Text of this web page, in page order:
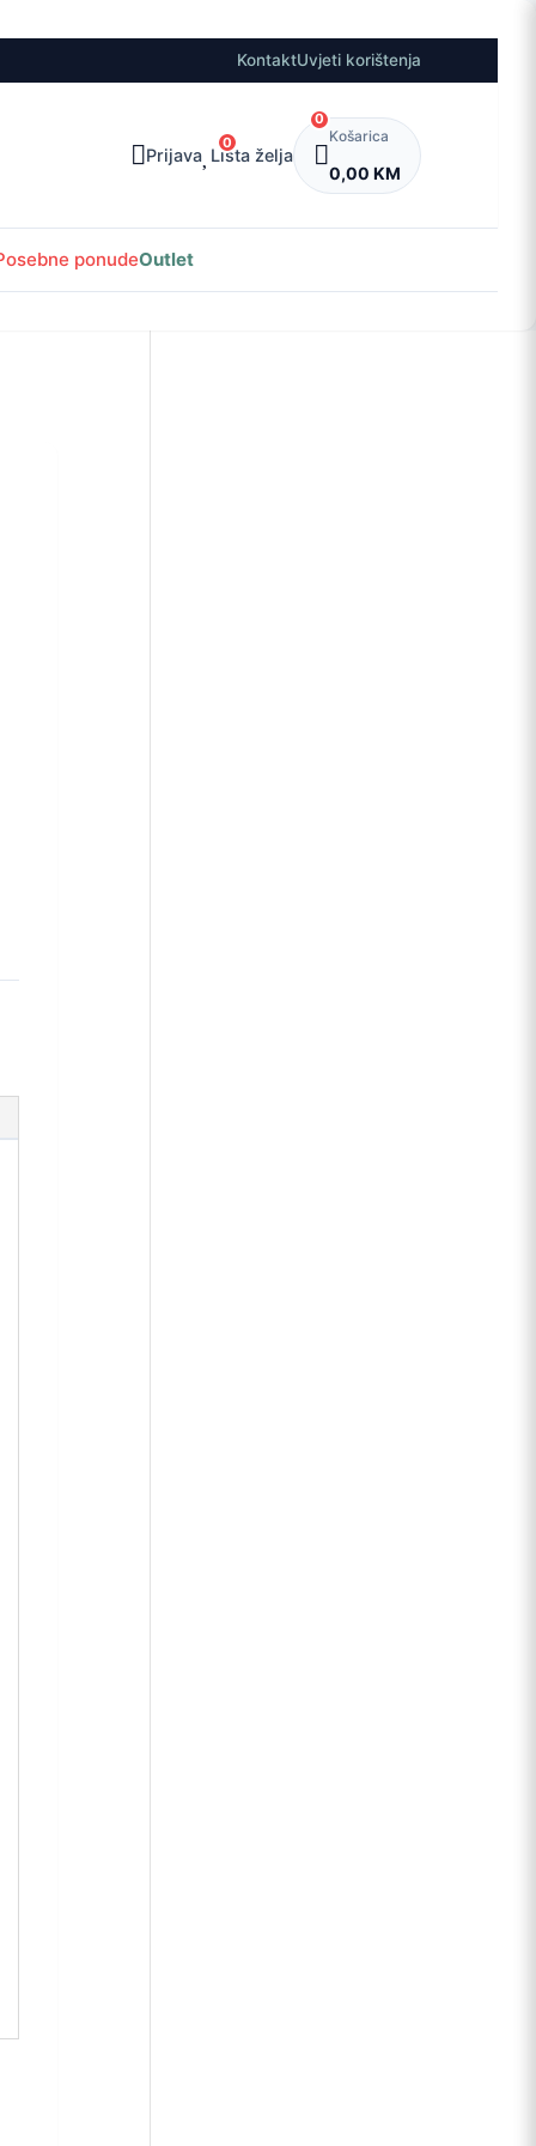
KontaktUvjeti korištenja
Prijava
0
Lista želja
0
Košarica
0,00 KM
ponudeOutlet